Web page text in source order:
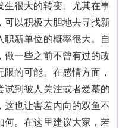
生很大的转变。尤其在事
可以积极大胆地去寻找新
职新单位的概率很大。自
做一些之前不曾有过的改
的可能。在感情方面，
试到被人关注或者爱慕的
这也让害羞内向的双鱼不
何。在这里建议大家，若